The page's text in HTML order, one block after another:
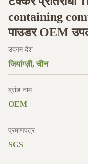
containing
पाउडर OEM
उद्गम देश
जियांग्ज़ी, चीन
ब्रांड नाम
OEM
प्रमाणपत्र
SGS